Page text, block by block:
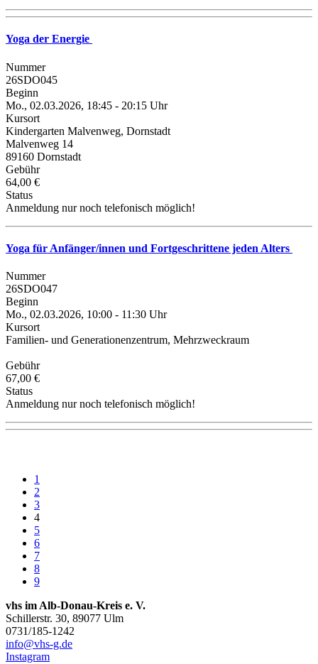
Yoga der Energie
Nummer
26SDO045
Beginn
Mo., 02.03.2026, 18:45 - 20:15 Uhr
Kursort
Kindergarten Malvenweg, Dornstadt
Malvenweg 14
89160 Dornstadt
Gebühr
64,00 €
Status
Anmeldung nur noch telefonisch möglich!
Yoga für Anfänger/innen und Fortgeschrittene jeden Alters
Nummer
26SDO047
Beginn
Mo., 02.03.2026, 10:00 - 11:30 Uhr
Kursort
Familien- und Generationenzentrum, Mehrzweckraum
Gebühr
67,00 €
Status
Anmeldung nur noch telefonisch möglich!
1
2
3
4
5
6
7
8
9
vhs im Alb-Donau-Kreis e. V.
Schillerstr. 30, 89077 Ulm
0731/185-1242
info@vhs-g.de
Instagram